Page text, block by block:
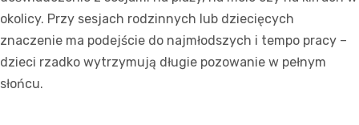
okolicy. Przy sesjach rodzinnych lub dziecięcych
znaczenie ma podejście do najmłodszych i tempo pracy –
dzieci rzadko wytrzymują długie pozowanie w pełnym
słońcu.